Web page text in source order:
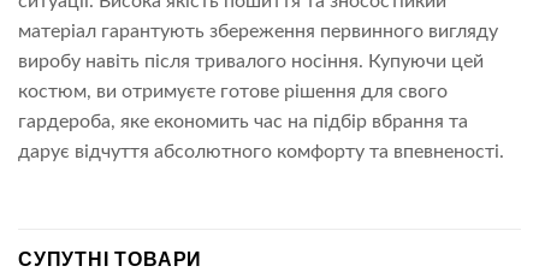
матеріал гарантують збереження первинного вигляду
виробу навіть після тривалого носіння. Купуючи цей
костюм, ви отримуєте готове рішення для свого
гардероба, яке економить час на підбір вбрання та
дарує відчуття абсолютного комфорту та впевненості.
СУПУТНІ ТОВАРИ